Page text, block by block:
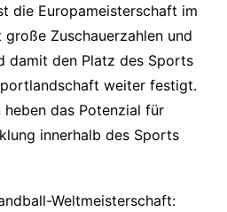
die Europameisterschaft im
Zuschauerzahlen und
damit den Platz des Sports
weiter festigt.
heben das Potenzial für
innerhalb des Sports
Weltmeisterschaft: